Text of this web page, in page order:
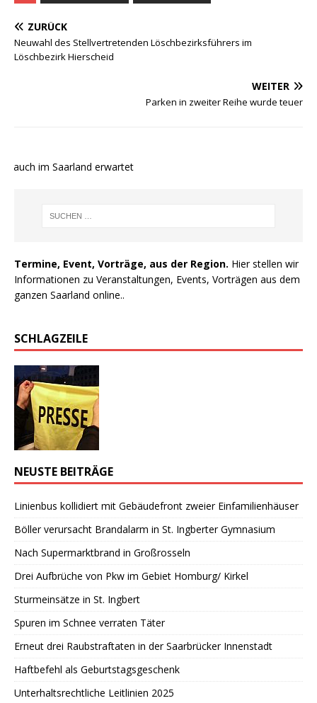
ZURÜCK
Neuwahl des Stellvertretenden Löschbezirksführers im
Löschbezirk Hierscheid
WEITER
Parken in zweiter Reihe wurde teuer
auch im Saarland erwartet
Termine, Event, Vorträge, aus der Region. Hier stellen wir
Informationen zu Veranstaltungen, Events, Vorträgen aus dem
ganzen Saarland online..
SCHLAGZEILE
NEUSTE BEITRÄGE
Linienbus kollidiert mit Gebäudefront zweier Einfamilienhäuser
Böller verursacht Brandalarm in St. Ingberter Gymnasium
Nach Supermarktbrand in Großrosseln
Drei Aufbrüche von Pkw im Gebiet Homburg/ Kirkel
Sturmeinsätze in St. Ingbert
Spuren im Schnee verraten Täter
Erneut drei Raubstraftaten in der Saarbrücker Innenstadt
Haftbefehl als Geburtstagsgeschenk
Unterhaltsrechtliche Leitlinien 2025